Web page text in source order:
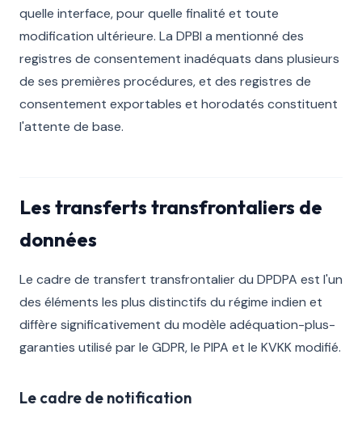
quelle interface, pour quelle finalité et toute
modification ultérieure. La DPBI a mentionné des
registres de consentement inadéquats dans plusieurs
de ses premières procédures, et des registres de
consentement exportables et horodatés constituent
l'attente de base.
Les transferts transfrontaliers de
données
Le cadre de transfert transfrontalier du DPDPA est l'un
des éléments les plus distinctifs du régime indien et
diffère significativement du modèle adéquation-plus-
garanties utilisé par le GDPR, le PIPA et le KVKK modifié.
Le cadre de notification